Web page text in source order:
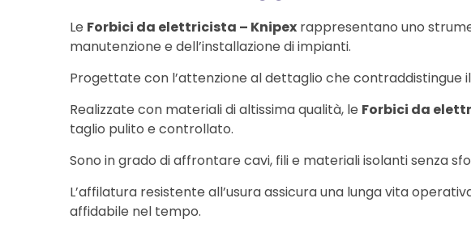
Le Forbici da elettricista – Knipexrappresentano uno
manutenzione e dell’installazione di impianti.
Progettate con l’attenzione al dettaglio che contraddistingue
Realizzate con materiali di altissima qualità, le Forbici da
taglio pulito e controllato.
Sono in grado di affrontare cavi, fili e materiali isolanti senza
L’affilatura resistente all’usura assicura una lunga vita
affidabile nel tempo.